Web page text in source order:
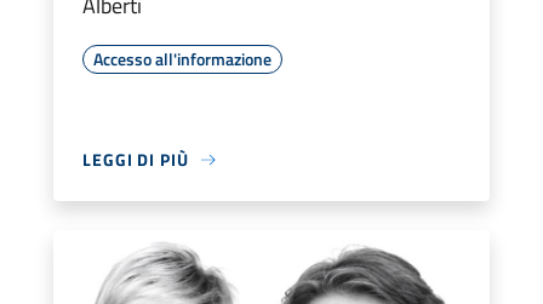
Accesso all'informazione
LEGGI DI PIÙ